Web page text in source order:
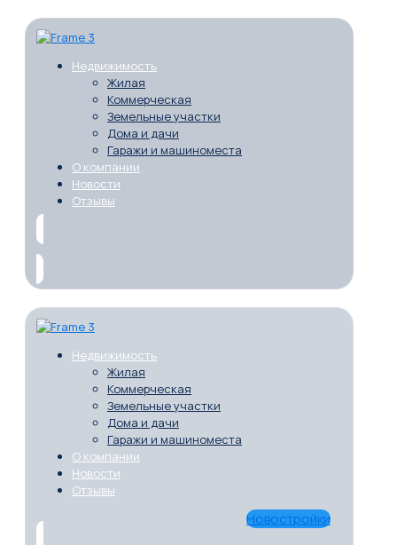
Недвижимость
Жилая
Коммерческая
Земельные участки
Дома и дачи
Гаражи и машиноместа
О компании
Новости
Отзывы
Недвижимость
Жилая
Коммерческая
Земельные участки
Дома и дачи
Гаражи и машиноместа
О компании
Новости
Отзывы
Новостройки